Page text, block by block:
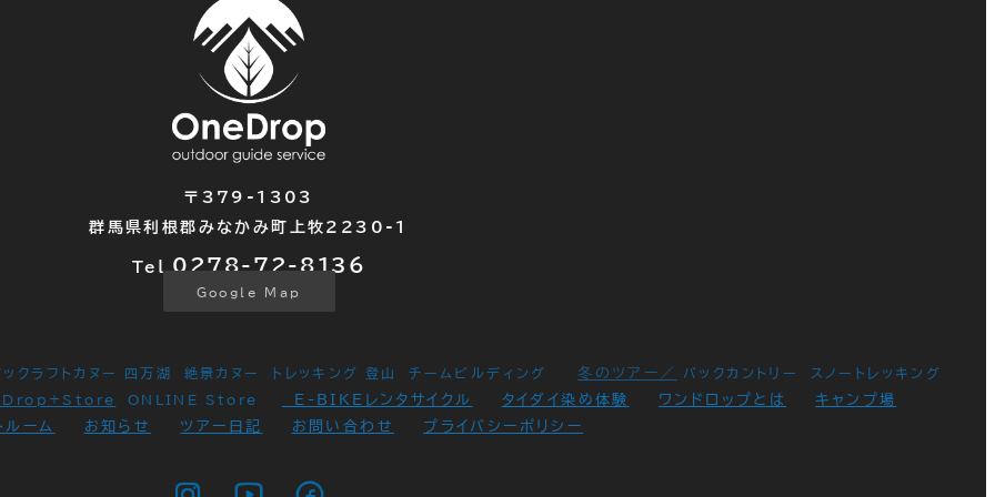
〒379-1303
群馬県利根郡みなかみ町上牧2230-1
Tel.0278-72- 8136
Google Map
ックラフトカヌー 四万湖 絶景カヌー トレッキング 登山 チームビルディング 冬のツアー／ バックカントリー スノートレッキング
ONLINE Store E-BIKEレンタサイクル タイダイ染め体験 ワンドロップとは
キャンプ場
ルーム
お知らせ ツアー日記 お問い合わせ プライバシーポリシー